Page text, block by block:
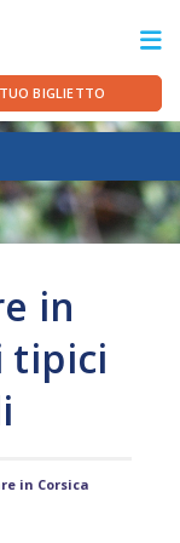
ENG
BIGLIETTO
in
tipici
in Corsica